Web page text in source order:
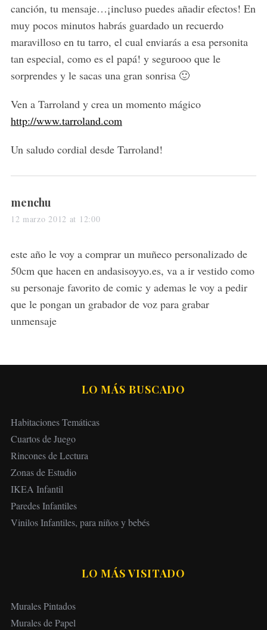
canción, tu mensaje…¡incluso puedes añadir efectos! En
muy pocos minutos habrás guardado un recuerdo
maravilloso en tu tarro, el cual enviarás a esa personita
tan especial, como es el papá! y segurooo que le
sorprendes y le sacas una gran sonrisa 🙂
Ven a Tarroland y crea un momento mágico
http://www.tarroland.com
Un saludo cordial desde Tarroland!
s
a
s
:
menchu
12 marzo 2012 at 12:00
este año le voy a comprar un muñeco personalizado de
50cm que hacen en andasisoyyo.es, va a ir vestido como
su personaje favorito de comic y ademas le voy a pedir
que le pongan un grabador de voz para grabar
unmensaje
LO MÁS BUSCADO
Habitaciones Temáticas
Cuartos de Juego
Rincones de Lectura
Zonas de Estudio
IKEA Infantil
Paredes Infantiles
Vinilos Infantiles, para niños y bebés
LO MÁS VISITADO
Murales Pintados
Murales de Papel